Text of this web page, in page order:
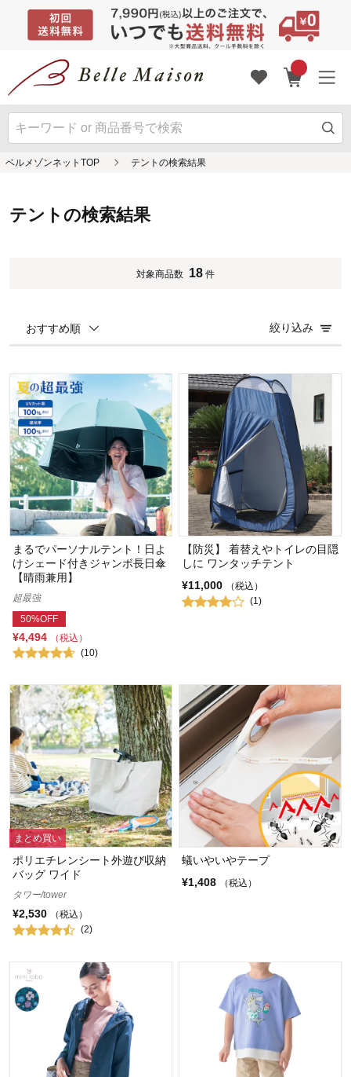
ベルメゾンネットTOP テントの検索結果
テントの検索結果
対象商品数 18 件
おすすめ順 絞り込み
まるでパーソナルテント！日よ
けシェード付きジャンボ長日傘
【晴雨兼用】
超最強
50%OFF
¥4,494
（税込）
(10)
【防災】 着替えやトイレの目隠
しに ワンタッチテント
¥11,000
（税込）
(1)
まとめ買い
ポリエチレンシート外遊び収納
バッグ ワイド
タワー/tower
¥2,530
（税込）
(2)
蟻いやいやテープ
¥1,408
（税込）